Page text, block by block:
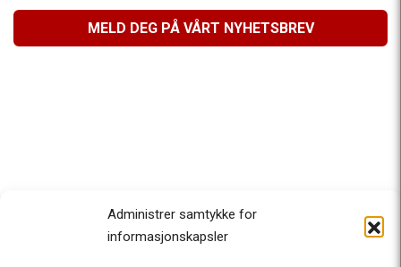
Administrer samtykke for
informasjonskapsler
MELD DEG PÅ VÅRT NYHETSBREV